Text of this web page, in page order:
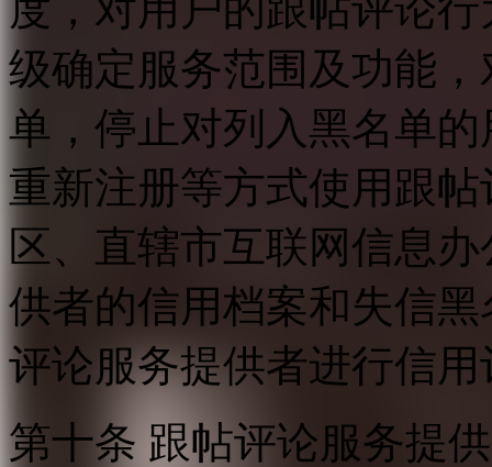
级确定服务范围及功能
单，停止对列入黑名单
重新注册等方式使用跟
区、直辖市互联网信息
供者的信用档案和失信
评论服务提供者进行信用
第十条 跟帖评论服务提